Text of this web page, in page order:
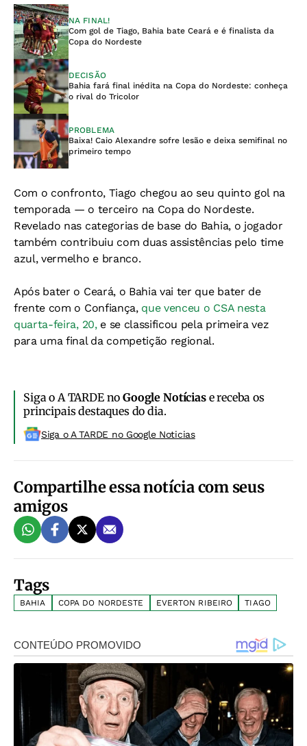
NA FINAL!
Com gol de Tiago, Bahia bate Ceará e é finalista da
Copa do Nordeste
DECISÃO
Bahia fará final inédita na Copa do Nordeste: conheça
o rival do Tricolor
PROBLEMA
Baixa! Caio Alexandre sofre lesão e deixa semifinal no
primeiro tempo
Com o confronto, Tiago chegou ao seu quinto gol na
temporada — o terceiro na Copa do Nordeste.
Revelado nas categorias de base do Bahia, o jogador
também contribuiu com duas assistências pelo time
azul, vermelho e branco.
Após bater o Ceará, o Bahia vai ter que bater de
frente com o Confiança, que venceu o CSA nesta
quarta-feira, 20, e se classificou pela primeira vez
para uma final da competição regional.
Siga o A TARDE noGoogle Notíciase receba os
principais destaques do dia.
Siga o A TARDE no Google Noticias
Compartilhe essa notícia com seus
amigos
Tags
BAHIA COPA DO NORDESTE EVERTON RIBEIRO TIAGO